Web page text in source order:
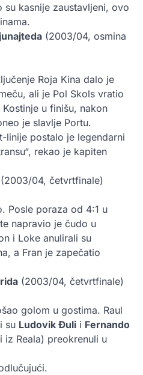
su kasnije zaustavljeni, ovo
(2003/04, osmina
Roja Kina dalo je
ali je Pol Skols vratio
u finišu, nakon
je slavlje Portu.
linije postalo je legendarni
rekao je kapiten
(2003/04, četvrtfinale)
Posle poraza od 4:1 u
napravio je čudo u
i Loke anulirali su
a Fran je zapečatio
(2003/04, četvrtfinale)
golom u gostima. Raul
su Ludovik Đuli i Fernando
iz Reala) preokrenuli u